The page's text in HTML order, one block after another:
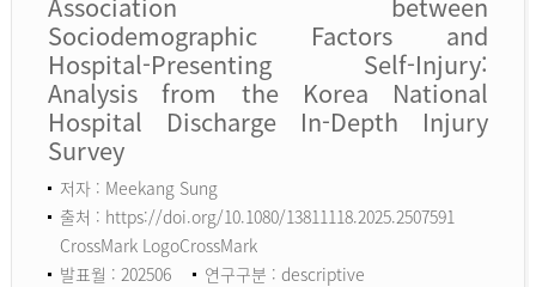
Sociodemographic Factors and
Hospital-Presenting Self-Injury:
Analysis from the Korea National
Hospital Discharge In-Depth Injury
Survey
저자 : Meekang Sung
출처 : https://doi.org/10.1080/13811118.2025.2507591
CrossMark LogoCrossMark
발표월 : 202506
연구구분 : descriptive